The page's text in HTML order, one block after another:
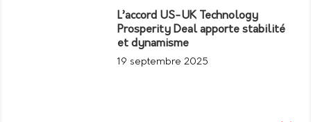
L’accord US-UK Technology
Prosperity Deal apporte stabilité
et dynamisme
19 septembre 2025